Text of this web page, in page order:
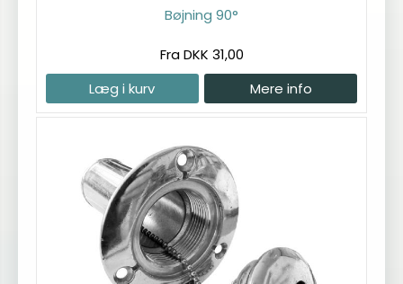
Bøjning 90°
Fra DKK 31,00
Læg i kurv
Mere info